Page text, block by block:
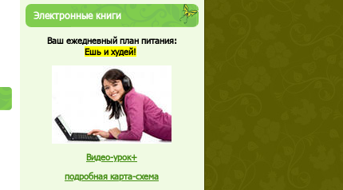
Электронные книги
Ваш ежедневный план питания:
Ешь и худей!
Видео-урок+
подробная карта-схема